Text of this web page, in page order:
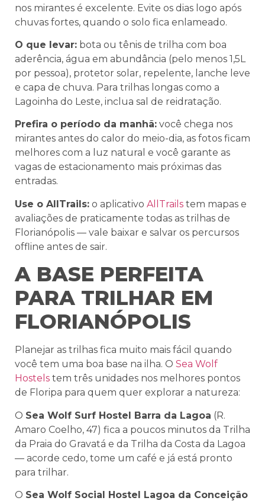
nos mirantes é excelente. Evite os dias logo após
chuvas fortes, quando o solo fica enlameado.
O que levar: bota ou tênis de trilha com boa
aderência, água em abundância (pelo menos 1,5L
por pessoa), protetor solar, repelente, lanche leve
e capa de chuva. Para trilhas longas como a
Lagoinha do Leste, inclua sal de reidratação.
Prefira o período da manhã: você chega nos
mirantes antes do calor do meio-dia, as fotos ficam
melhores com a luz natural e você garante as
vagas de estacionamento mais próximas das
entradas.
Use o AllTrails: o aplicativo AllTrails tem mapas e
avaliações de praticamente todas as trilhas de
Florianópolis — vale baixar e salvar os percursos
offline antes de sair.
A BASE PERFEITA
PARA TRILHAR EM
FLORIANÓPOLIS
Planejar as trilhas fica muito mais fácil quando
você tem uma boa base na ilha. O Sea Wolf
Hostels tem três unidades nos melhores pontos
de Floripa para quem quer explorar a natureza:
O Sea Wolf Surf Hostel Barra da Lagoa (R.
Amaro Coelho, 47) fica a poucos minutos da Trilha
da Praia do Gravatá e da Trilha da Costa da Lagoa
— acorde cedo, tome um café e já está pronto
para trilhar.
O Sea Wolf Social Hostel Lagoa da Conceição